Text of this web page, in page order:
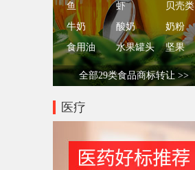
鱼
虾
贝壳类
牛奶
酸奶
奶粉
食用油
水果罐头 坚果
全部29类食品商标转让 >>
医疗